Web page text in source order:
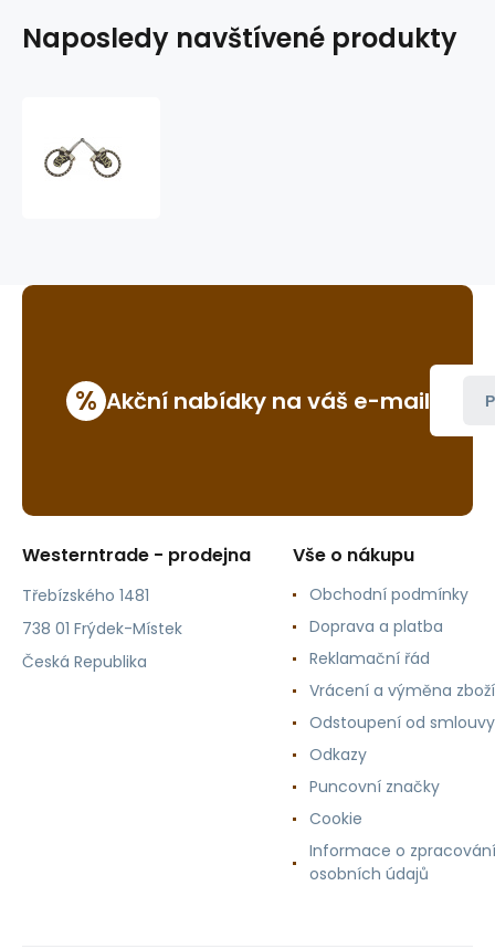
Naposledy navštívené produkty
% Akční nabídky na váš e-mail
Westerntrade - prodejna
Třebízského 1481
738 01 Frýdek-Místek
Česká Republika
Vše o nákupu
Obchodní podmínky
Doprava a platba
Reklamační řád
Vrácení a výměna zboží
Odstoupení od smlouvy
Odkazy
Puncovní značky
Cookie
Informace o zpracování
osobních údajů